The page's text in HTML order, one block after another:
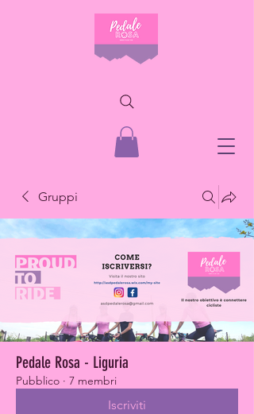
Gruppi
Pedale Rosa - Liguria
Pubblico · 7 membri
Iscriviti